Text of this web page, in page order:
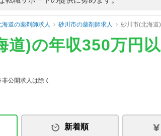
海道の薬剤師求人 砂川市の薬剤師求人 砂川市(北海道
道)の年収350万円
公開求人は除く
新着順